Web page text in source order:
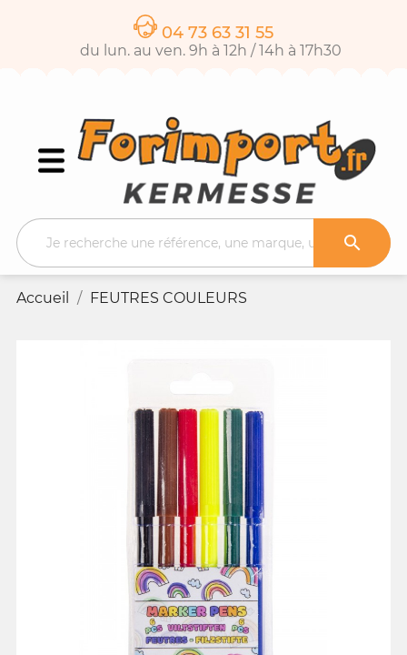
04 73 63 31 55
du lun. au ven. 9h à 12h / 14h à 17h30

Accueil FEUTRES COULEURS